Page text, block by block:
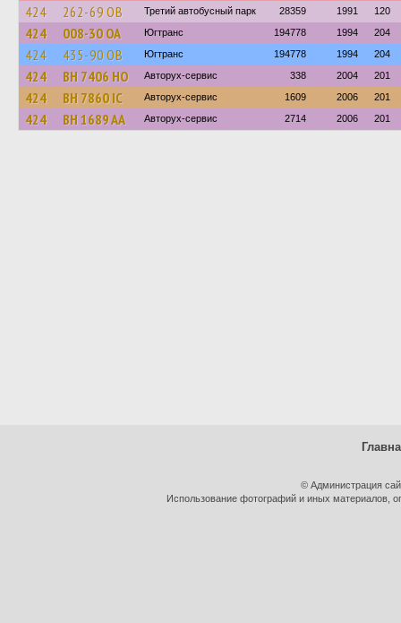
424 262-69 ОВ Третий автобусный парк 28359 1991 120
424 008-30 ОА Югтранс 194778 1994 204
424 435-90 ОВ Югтранс 194778 1994 204
424 BH 7406 HO Авторух-сервис 338 2004 201
424 BH 7860 IC Авторух-сервис 1609 2006 201
424 BH 1689 AA Авторух-сервис 2714 2006 201
© Администрация
Использование фотографий и иных материалов,